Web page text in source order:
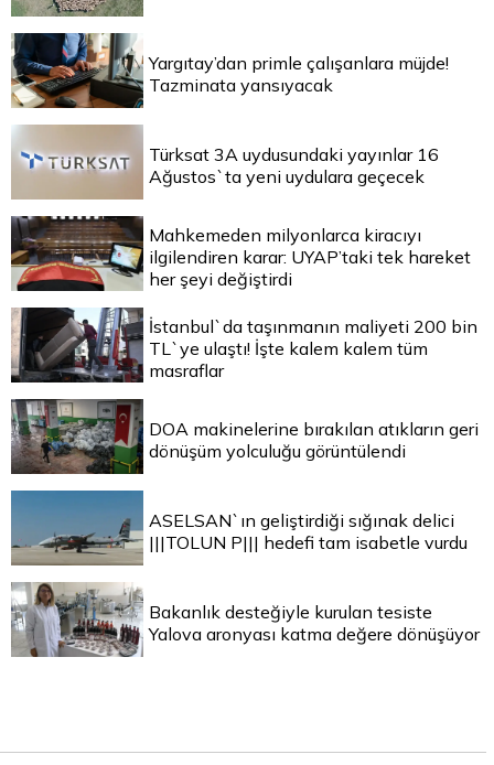
Yargıtay’dan primle çalışanlara müjde!
Tazminata yansıyacak
Türksat 3A uydusundaki yayınlar 16
Ağustos`ta yeni uydulara geçecek
Mahkemeden milyonlarca kiracıyı
ilgilendiren karar: UYAP’taki tek hareket
her şeyi değiştirdi
İstanbul`da taşınmanın maliyeti 200 bin
TL`ye ulaştı! İşte kalem kalem tüm
masraflar
DOA makinelerine bırakılan atıkların geri
dönüşüm yolculuğu görüntülendi
ASELSAN`ın geliştirdiği sığınak delici
|||TOLUN P||| hedefi tam isabetle vurdu
Bakanlık desteğiyle kurulan tesiste
Yalova aronyası katma değere dönüşüyor